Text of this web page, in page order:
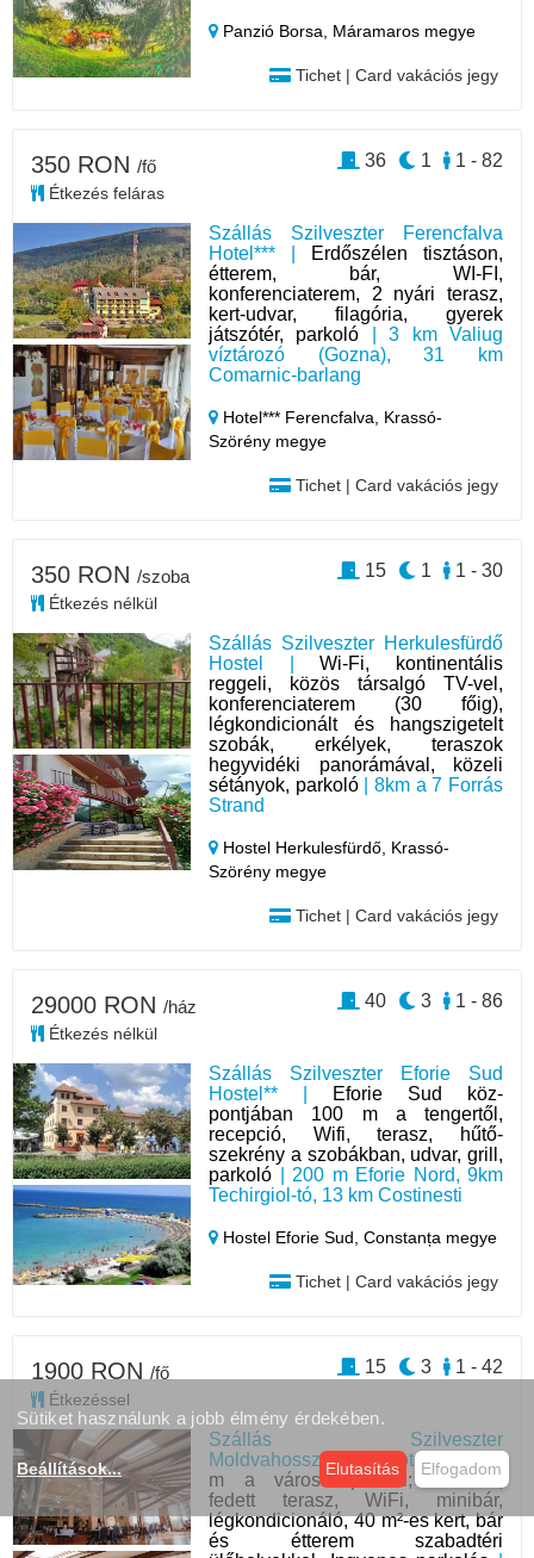
Panzió Borsa, Máramaros megye
Tichet | Card vakációs jegy
Szállás Szilveszter Ferencfalva
Hotel*** |
Erdőszélen tisztáson,
étterem, bár, WI-FI,
konferenciaterem, 2 nyári terasz,
kert-udvar, filagória, gyerek
játszótér, parkoló | 3 km Valiug
víztározó (Gozna), 31 km
Comarnic-barlang
Hotel*** Ferencfalva, Krassó-
Szörény megye
Tichet | Card vakációs jegy
350 RON /fő
Étkezés feláras
1 - 82
1
36
Szállás Szilveszter Herkulesfürdő
Hostel |Wi-Fi, kontinentális
reggeli, közös társalgó TV-vel,
konferenciaterem (30 főig),
légkondicionált és hangszigetelt
szobák, erkélyek, teraszok
hegyvidéki panorámával, közeli
sétányok, parkoló| 8km a 7 Forrás
Strand
Hostel Herkulesfürdő, Krassó-
Szörény megye
Tichet | Card vakációs jegy
350 RON /szoba
Étkezés nélkül
1 - 30
1
15
Szállás Szilveszter Eforie Sud
Hostel** |
Eforie Sud köz-
pontjában 100 m a tengertől,
recepció, Wifi, terasz, hűtő-
szekrény a szobákban, udvar, grill,
parkoló | 200 m Eforie Nord, 9km
Techirgiol-tó, 13 km Costinesti
Hostel Eforie Sud,Constanța megye
Tichet | Card vakációs jegy
29000 RON /ház
Étkezés nélkül
1 - 86
3
40
Szállás Szilveszter
Moldvahosszúmező Hotel *** |
400
m a városközponttól; Étterem,
fedett terasz, WiFi, minibár,
légkondicionáló, 40 m²-es kert, bár
és étterem szabadtéri
1900 RON /fő
Étkezéssel
1 - 42
3
15
Sütiket használunk a jobb élmény érdekében.
Beállítások... Elutasítás Elfogadom